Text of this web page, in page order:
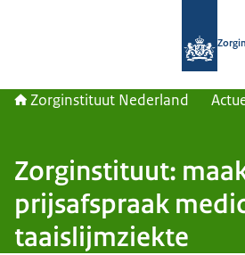
Zorginstituut Nederland
Zorginstituut:
prijsafspraak
taaislijmziekte